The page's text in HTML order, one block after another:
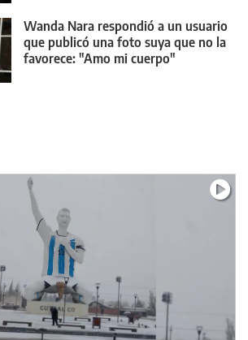
Wanda Nara respondió a un usuario
que publicó una foto suya que no la
favorece: "Amo mi cuerpo"